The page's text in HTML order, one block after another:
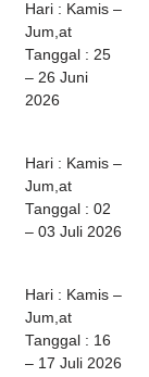
Hari : Kamis –
Jum,at
Tanggal : 25
– 26 Juni
2026
Hari : Kamis –
Jum,at
Tanggal : 02
– 03 Juli 2026
Hari : Kamis –
Jum,at
Tanggal : 16
– 17 Juli 2026